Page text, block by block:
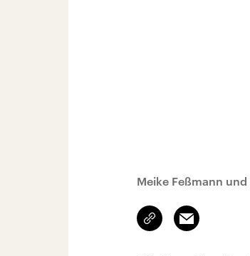
Meike Feßmann
Link
kopieren/teilen
Email